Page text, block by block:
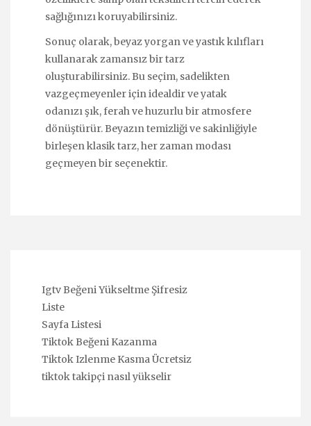
sağlığınızı koruyabilirsiniz.
Sonuç olarak, beyaz yorgan ve yastık kılıfları
kullanarak zamansız bir tarz
oluşturabilirsiniz. Bu seçim, sadelikten
vazgeçmeyenler için idealdir ve yatak
odanızı şık, ferah ve huzurlu bir atmosfere
dönüştürür. Beyazın temizliği ve sakinliğiyle
birleşen klasik tarz, her zaman modası
geçmeyen bir seçenektir.
Igtv Beğeni Yükseltme Şifresiz
Liste
Sayfa Listesi
Tiktok Beğeni Kazanma
Tiktok Izlenme Kasma Ücretsiz
tiktok takipçi nasıl yükselir